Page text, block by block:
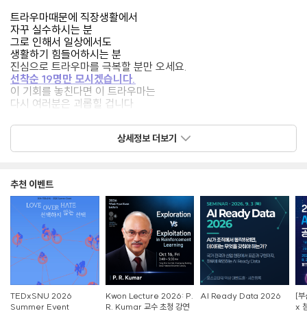
트라우마때문에 직장생활에서
자꾸 실수하시는 분
그로 인해서 일상에서도
생활하기 힘들어하시는 분
진심으로 트라우마를 극복할 분만 오세요.
선착순 19명만 모시겠습니다.
이 기회를 놓친다면 이 트라우마는
다시 여러분은 괴롭힐 겁니다
놓치고 후회하지 마세요. 지금 당장 신청하세요.
상세정보 더보기
추천 이벤트
TEDxSNU 2026
Summer Event
Kwon Lecture 2026: P.
R. Kumar 교수 초청 강연
AI Ready Data 2026
[
x